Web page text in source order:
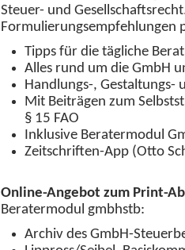
Steuer- und
Tipps für die tägliche
Alles rund um die GmbH
Handlungs-, Gestaltungs-
Mit Beiträgen zum
§ 15 FAO
Inklusive Beratermodul
Zeitschriften-App (Otto
Online-Angebot zum Print-
Beratermodul gmbhstb:
Archiv des GmbH-